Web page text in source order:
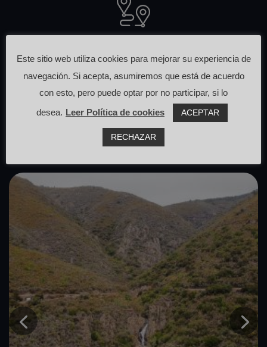
Otras rutas
que pasan cerca de aquí
Este sitio web utiliza cookies para mejorar su experiencia de
navegación. Si acepta, asumiremos que está de acuerdo
con esto, pero puede optar por no participar, si lo
desea. Leer Política de cookies ACEPTAR
RECHAZAR